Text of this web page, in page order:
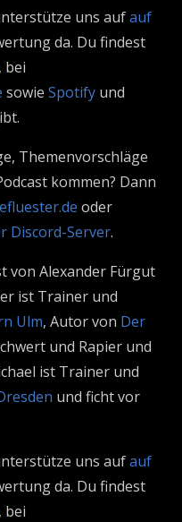
uns aufauf
da. Du findest
, bei
sowie Spotify und
Themenvorschläge
kommen? Dann
oder
Discord-Server.
von Alexander Fürgut
ist Trainer und
Ulm, Autor von Der
und Rapier und
ist Trainer und
und ficht vor
uns aufauf
da. Du findest
, bei